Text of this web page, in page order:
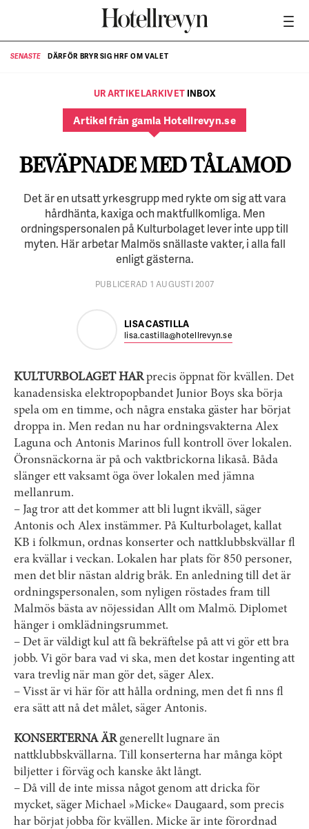
SENASTE DÄRFÖR BRYR SIG HRF OM VALET
UR ARTIKELARKIVET INBOX
Artikel från gamla Hotellrevyn.se
BEVÄPNADE MED TÅLAMOD
Det är en utsatt yrkesgrupp med rykte om sig att vara
hårdhänta, kaxiga och maktfullkomliga. Men
ordningspersonalen på Kulturbolaget lever inte upp till
myten. Här arbetar Malmös snällaste vakter, i alla fall
enligt gästerna.
PUBLICERAD 1 AUGUSTI 2007
LISA CASTILLA
lisa.castilla@hotellrevyn.se
KULTURBOLAGET HARprecis öppnat för kvällen. Det
kanadensiska elektropopbandet Junior Boys ska börja
spela om en timme, och några enstaka gäster har börjat
droppa in. Men redan nu har ordningsvakterna Alex
Laguna och Antonis Marinos full kontroll över lokalen.
Öronsnäckorna är på och vaktbrickorna likaså. Båda
slänger ett vaksamt öga över lokalen med jämna
mellanrum.
– Jag tror att det kommer att bli lugnt ikväll, säger
Antonis och Alex instämmer. På Kulturbolaget, kallat
KB i folkmun, ordnas konserter och nattklubbskvällar fl
era kvällar i veckan. Lokalen har plats för 850 personer,
men det blir nästan aldrig bråk. En anledning till det är
ordningspersonalen, som nyligen röstades fram till
Malmös bästa av nöjessidan Allt om Malmö. Diplomet
hänger i omklädningsrummet.
– Det är väldigt kul att få bekräftelse på att vi gör ett bra
jobb. Vi gör bara vad vi ska, men det kostar ingenting att
vara trevlig när man gör det, säger Alex.
– Visst är vi här för att hålla ordning, men det fi nns fl
era sätt att nå det målet, säger Antonis.
KONSERTERNA ÄRgenerellt lugnare än
nattklubbskvällarna. Till konserterna har många köpt
biljetter i förväg och kanske åkt långt.
– Då vill de inte missa något genom att dricka för
mycket, säger Michael »Micke« Daugaard, som precis
har börjat jobba för kvällen. Micke är inte förordnad